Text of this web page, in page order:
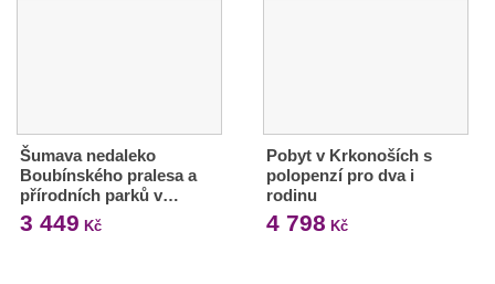
Šumava nedaleko
Boubínského pralesa a
přírodních parků v…
3 449 Kč
Pobyt v Krkonoších s
polopenzí pro dva i
rodinu
4 798 Kč